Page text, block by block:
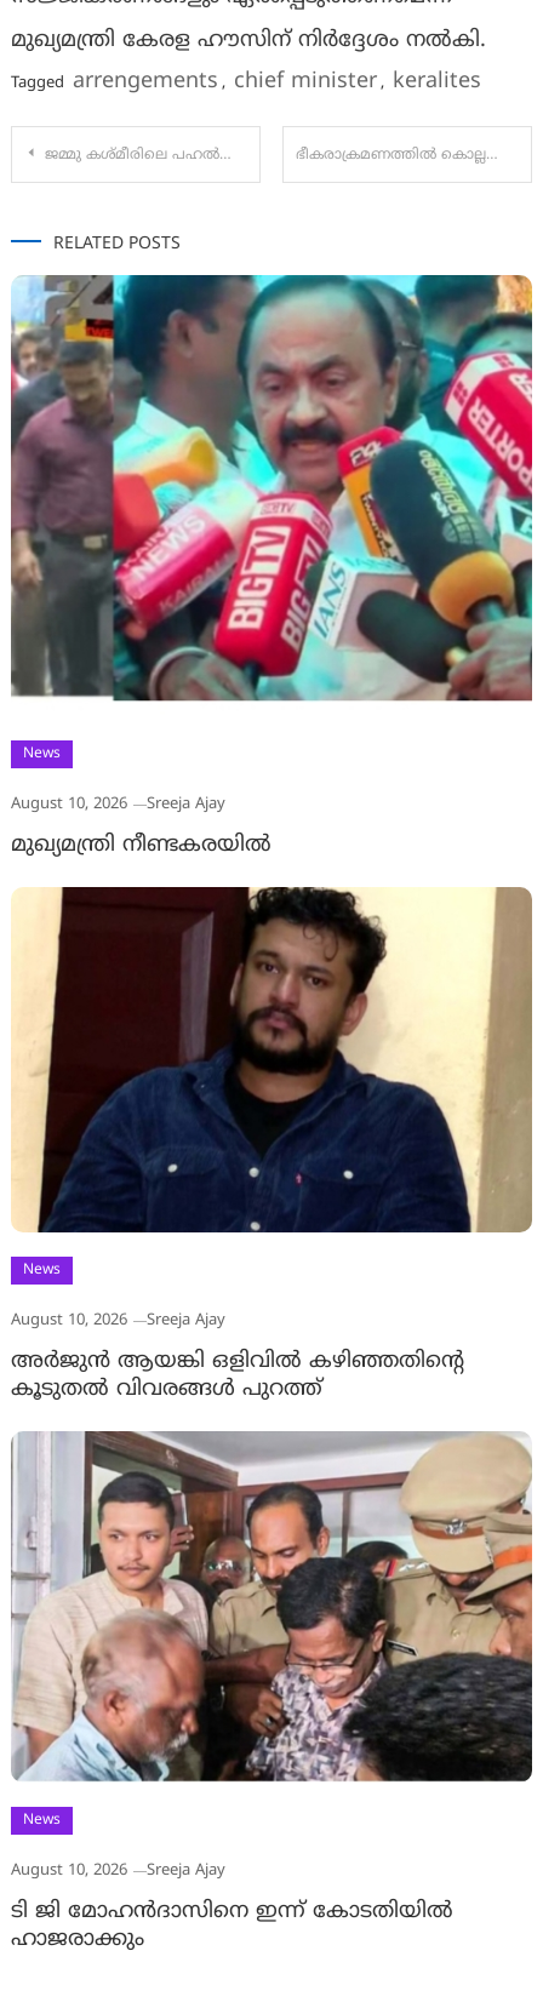
മുഖ്യമന്ത്രി കേരള ഹൗസിന് നിർദ്ദേശം നൽകി.
Tagged arrengements , chief minister, keralites
Post
ജമ്മു കശ്മീരിലെ പഹൽഗാമിൽ വിനോദസഞ്ചാരികൾക്ക് നേരെ ആക്രമണം: 25ലേറെ മരണം;രണ്ടു പേർ വിദേശികൾ ഭീകരാക്രമണത്തില്‍ കൊല്ലപ്പെട്ടവരില്‍ ഇടപ്പള്ളി സ്വദേശി രാമചന്ദ്രന്‍ കൊല്ലപ്പെട്ടുവെന്ന് വിവരം
RELATED POSTS
News
August 10, 2026 Sreeja Ajay
മുഖ്യമന്ത്രി നീണ്ടകരയിൽ
News
August 10, 2026 Sreeja Ajay
അര്‍ജുന്‍ ആയങ്കി ഒളിവില്‍ കഴിഞ്ഞതിന്റെ
കൂടുതല്‍ വിവരങ്ങള്‍ പുറത്ത്
News
August 10, 2026 Sreeja Ajay
ടി ജി മോഹൻദാസിനെ ഇന്ന് കോടതിയിൽ
ഹാജരാക്കും